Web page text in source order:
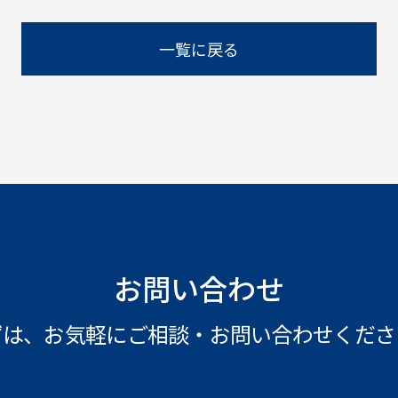
一覧に戻る
お問い合わせ
、お気軽にご相談・ お問い合わせくだ